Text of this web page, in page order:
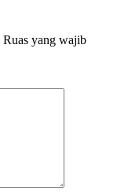
Ruas yang wajib